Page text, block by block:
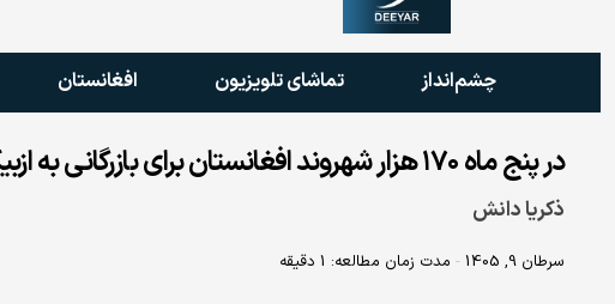
چشم‌انداز تماشای تلویزیون افغانستان
در پنج ماه ۱۷۰ هزار شهروند افغانستان برای بازرگانی به ازبیکستان رفته‌اند
ذکریا دانش
سرطان 9, 1405 مدت زمان مطالعه: 1 دقیقه